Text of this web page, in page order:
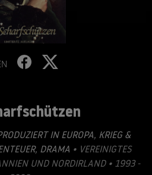
IN EUROPA, KRIEG &
, DRAMA • VEREINIGTES
UND NORDIRLAND • 1993 - 2